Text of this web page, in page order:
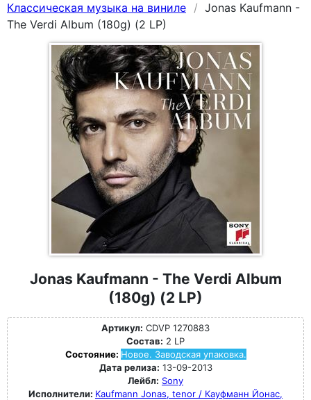
Классическая музыка на виниле
Jonas Kaufmann -
The Verdi Album (180g) (2 LP)
Jonas Kaufmann - The Verdi Album
(180g) (2 LP)
Артикул: CDVP 1270883
Состав: 2 LP
Состояние: Новое. Заводская упаковка.
Дата релиза: 13-09-2013
Лейбл: Sony
Исполнители: Kaufmann Jonas, tenor / Кауфманн Йонас,